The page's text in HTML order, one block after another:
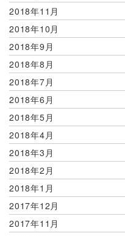
2018年11月
2018年10月
2018年9月
2018年8月
2018年7月
2018年6月
2018年5月
2018年4月
2018年3月
2018年2月
2018年1月
2017年12月
2017年11月